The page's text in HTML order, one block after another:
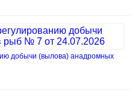
добычи (вылова) анадромных